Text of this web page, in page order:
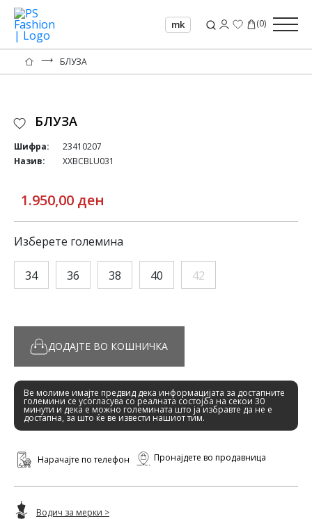
mk (0)
⟶ БЛУЗА
БЛУЗА
Шифра:
23410207
Назив:
XXBCBLU031
1.950,00 ден
Изберете големина
34 36 38 40 42
ДОДАЈТЕ ВО КОШНИЧКА
Ве молиме имајте предвид дека информацијата за достапните
големини се усогласува со реалната состојба на секои 30
минути и дека е можно големината што ја избравте да не е
достапна, за што ќе ве извести нашиот тим.
Нарачајте по телефон Пронајдете во продавница
Водич за мерки >